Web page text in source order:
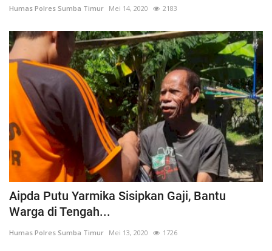
Humas Polres Sumba Timur Mei 14, 2020 2183
Aipda Putu Yarmika Sisipkan Gaji, Bantu
Warga di Tengah...
Humas Polres Sumba Timur Mei 13, 2020 1726